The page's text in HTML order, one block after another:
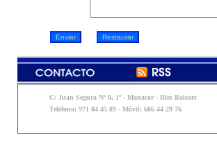
C/ Juan Segura Nº 8, 1º - Manacor - Illes Balears
Teléfono: 971 84 45 89 - Móvil: 606 44 29 76